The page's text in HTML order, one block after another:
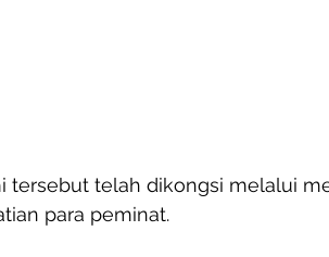
tersebut telah dikongsi melalui
para peminat.